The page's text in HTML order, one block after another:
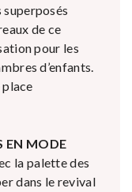
superposés
de ce
pour les
d’enfants.
EN MODE
la palette des
dans le revival